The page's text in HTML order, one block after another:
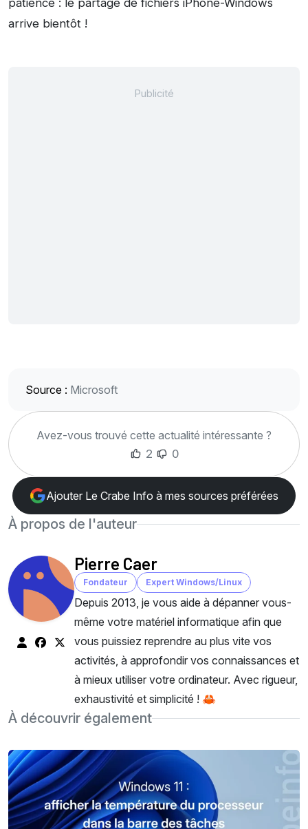
patience : le partage de fichiers iPhone-Windows
arrive bientôt !
Source : Microsoft
Avez-vous trouvé cette actualité intéressante ?
2
0
Ajouter Le Crabe Info à mes sources préférées
À propos de l'auteur
Pierre Caer
Fondateur Expert Windows/Linux
Depuis 2013, je vous aide à dépanner vous-
même votre matériel informatique afin que
vous puissiez reprendre au plus vite vos
activités, à approfondir vos connaissances et
à mieux utiliser votre ordinateur. Avec rigueur,
exhaustivité et simplicité ! 🦀
À découvrir également